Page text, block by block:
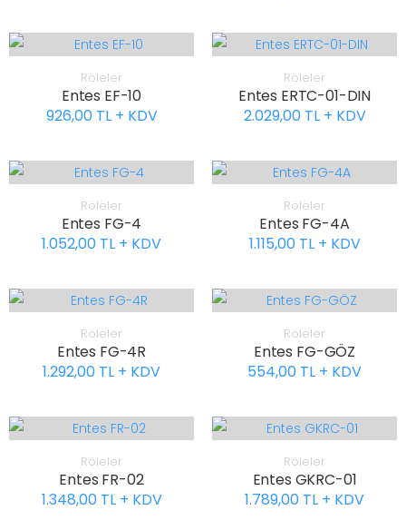
Röleler
Entes EF-10
926,00 TL + KDV
Röleler
Entes ERTC-01-DIN
2.029,00 TL + KDV
Röleler
Entes FG-4
1.052,00 TL + KDV
Röleler
Entes FG-4A
1.115,00 TL + KDV
Röleler
Entes FG-4R
1.292,00 TL + KDV
Röleler
Entes FG-GÖZ
554,00 TL + KDV
Röleler
Entes FR-02
1.348,00 TL + KDV
Röleler
Entes GKRC-01
1.789,00 TL + KDV